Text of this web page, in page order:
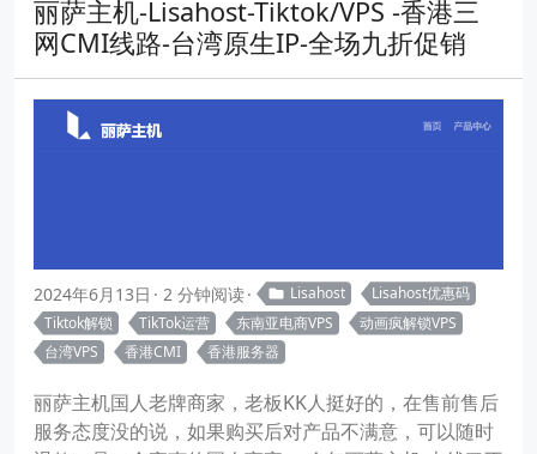
丽萨主机-Lisahost-Tiktok/VPS -香港三
网CMI线路-台湾原生IP-全场九折促销
2024年6月13日 2 分钟阅读 Lisahost
Lisahost优惠码
Tiktok解锁
TikTok运营 东南亚电商VPS
动画疯解锁VPS
台湾VPS
香港CMI 香港服务器
丽萨主机国人老牌商家，老板KK人挺好的，在售前售后
服务态度没的说，如果购买后对产品不满意，可以随时